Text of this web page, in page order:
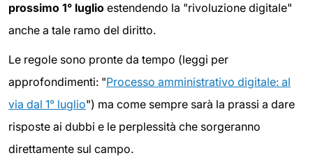
prossimo 1° luglio estendendo la "rivoluzione digitale"
anche a tale ramo del diritto.
Le regole sono pronte da tempo (leggi per
approfondimenti: "Processo amministrativo digitale: al
via dal 1° luglio") ma come sempre sarà la prassi a dare
risposte ai dubbi e le perplessità che sorgeranno
direttamente sul campo.